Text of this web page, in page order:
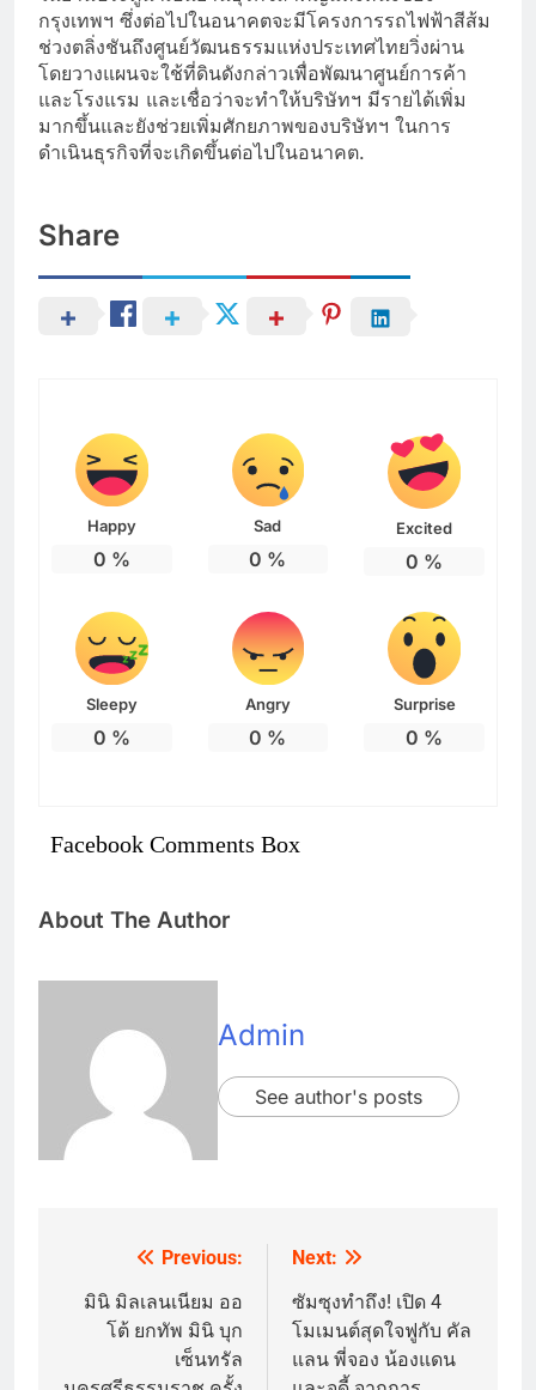
กรุงเทพฯ ซึ่งต่อไปในอนาคตจะมีโครงการรถไฟฟ้าสีส้ม
ช่วงตลิ่งชันถึงศูนย์วัฒนธรรมแห่งประเทศไทยวิ่งผ่าน
โดยวางแผนจะใช้ที่ดินดังกล่าวเพื่อพัฒนาศูนย์การค้า
และโรงแรม และเชื่อว่าจะทำให้บริษัทฯ มีรายได้เพิ่ม
มากขึ้นและยังช่วยเพิ่มศักยภาพของบริษัทฯ ในการ
ดำเนินธุรกิจที่จะเกิดขึ้นต่อไปในอนาคต.
Share
Happy
0 %
Sad
0 %
Excited
0 %
Sleepy
0 %
Angry
0 %
Surprise
0 %
Facebook Comments Box
About The Author
Admin
See author's posts
navigation
Previous:
มินิ มิลเลนเนียม ออ
โต้ ยกทัพ มินิ บุก
เซ็นทรัล
Next:
ซัมซุงทำถึง! เปิด 4
โมเมนต์สุดใจฟูกับ คัล
แลน พี่จอง น้องแดน